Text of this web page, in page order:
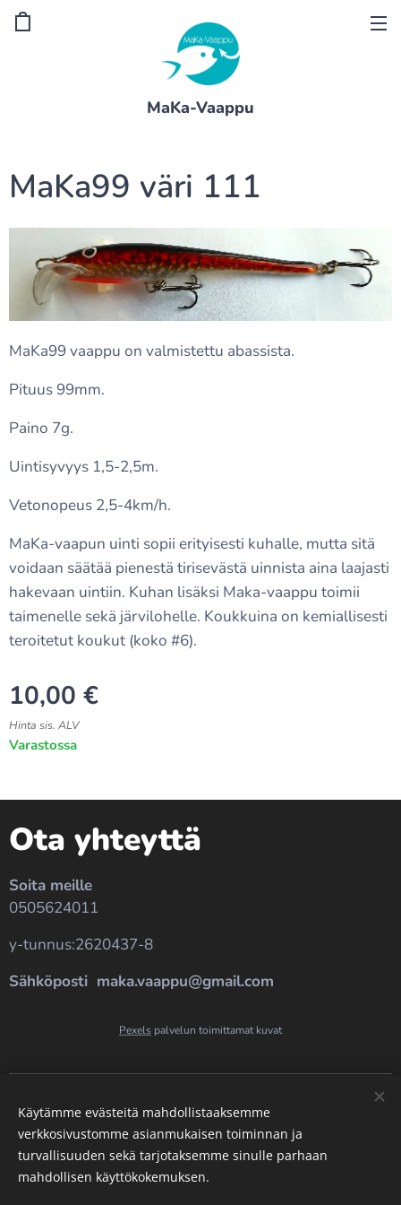
MaKa-Vaappu
MaKa99 väri 111
MaKa99 vaappu on valmistettu abassista.
Pituus 99mm.
Paino 7g.
Uintisyvyys 1,5-2,5m.
Vetonopeus 2,5-4km/h.
MaKa-vaapun uinti sopii erityisesti kuhalle, mutta sitä
voidaan säätää pienestä tirisevästä uinnista aina laajasti
hakevaan uintiin. Kuhan lisäksi Maka-vaappu toimii
taimenelle sekä järvilohelle. Koukkuina on kemiallisesti
teroitetut koukut (koko #6).
10,00 €
Hinta sis. ALV
Varastossa
Ota yhteyttä
Soita meille
0505624011
y-tunnus:2620437-8
Sähköposti maka.vaappu@gmail.com
Pexels palvelun toimittamat kuvat
Kielet
Suomi
English
Käytämme evästeitä mahdollistaaksemme
verkkosivustomme asianmukaisen toiminnan ja
turvallisuuden sekä tarjotaksemme sinulle parhaan
mahdollisen käyttökokemuksen.